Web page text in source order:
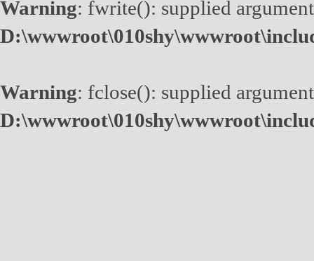
Warning: fwrite(): supplied
Warning: fclose(): supplied